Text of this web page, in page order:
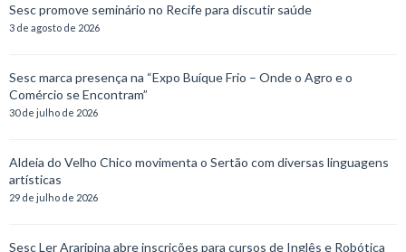
Sesc promove seminário no Recife para discutir saúde
3 de agosto de 2026
Sesc marca presença na “Expo Buíque Frio – Onde o Agro e o
Comércio se Encontram”
30 de julho de 2026
Aldeia do Velho Chico movimenta o Sertão com diversas linguagens
artísticas
29 de julho de 2026
Sesc Ler Araripina abre inscrições para cursos de Inglês e Robótica